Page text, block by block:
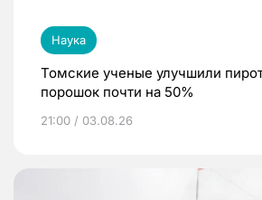
Наука
Томские ученые улучшили
порошок почти на 50%
21:00 / 03.08.26